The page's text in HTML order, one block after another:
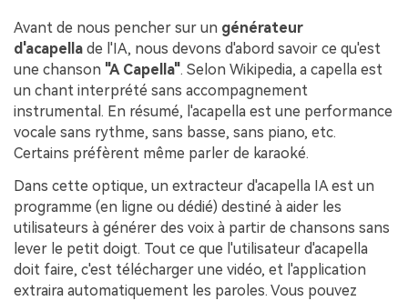
Avant de nous pencher sur un générateur
d'acapella de l'IA, nous devons d'abord savoir ce qu'est
une chanson "A Capella". Selon Wikipedia, a capella est
un chant interprété sans accompagnement
instrumental. En résumé, l'acapella est une performance
vocale sans rythme, sans basse, sans piano, etc.
Certains préfèrent même parler de karaoké.
Dans cette optique, un extracteur d'acapella IA est un
programme (en ligne ou dédié) destiné à aider les
utilisateurs à générer des voix à partir de chansons sans
lever le petit doigt. Tout ce que l'utilisateur d'acapella
doit faire, c'est télécharger une vidéo, et l'application
extraira automatiquement les paroles. Vous pouvez